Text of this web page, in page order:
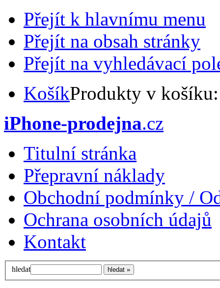
Přejít k hlavnímu menu
Přejít na obsah stránky
Přejít na vyhledávací
KošíkProdukty v
iPhone-prodejna.cz
Titulní stránka
Přepravní náklady
Obchodní podmínky /
Ochrana osobních údajů
Kontakt
hledat